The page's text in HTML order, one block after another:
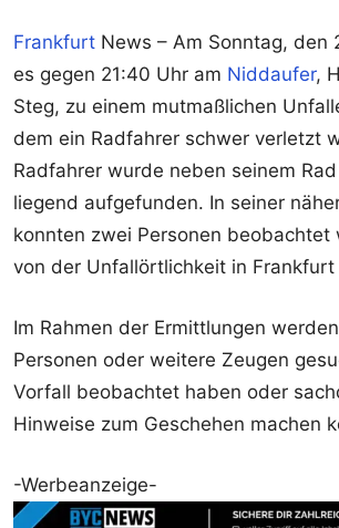
Frankfurt News – Am Sonntag, den
es gegen 21:40 Uhr am Niddaufer,
Steg, zu einem mutmaßlichen
dem ein Radfahrer schwer verletzt
Radfahrer wurde neben seinem
liegend aufgefunden. In seiner
konnten zwei Personen beobachtet
von der Unfallörtlichkeit in
Im Rahmen der Ermittlungen
Personen oder weitere Zeugen
Vorfall beobachtet haben oder
Hinweise zum Geschehen machen
-Werbeanzeige-